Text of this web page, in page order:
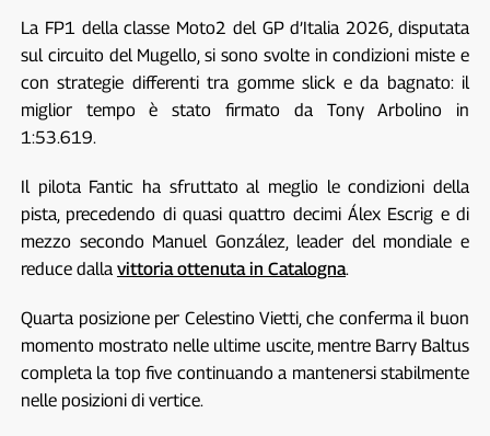
La FP1 della classe Moto2 del GP d’Italia 2026, disputata
sul circuito del Mugello, si sono svolte in condizioni miste e
con strategie differenti tra gomme slick e da bagnato: il
miglior tempo è stato firmato da Tony Arbolino in
1:53.619.
Il pilota Fantic ha sfruttato al meglio le condizioni della
pista, precedendo di quasi quattro decimi Álex Escrig e di
mezzo secondo Manuel González, leader del mondiale e
reduce dalla vittoria ottenuta in Catalogna.
Quarta posizione per Celestino Vietti, che conferma il buon
momento mostrato nelle ultime uscite, mentre Barry Baltus
completa la top five continuando a mantenersi stabilmente
nelle posizioni di vertice.